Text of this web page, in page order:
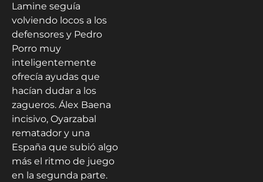
Lamine seguía
volviendo locos a los
defensores y Pedro
Porro muy
inteligentemente
ofrecía ayudas que
hacían dudar a los
zagueros. Álex Baena
incisivo, Oyarzabal
rematador y una
España que subió algo
más el ritmo de juego
en la segunda parte.